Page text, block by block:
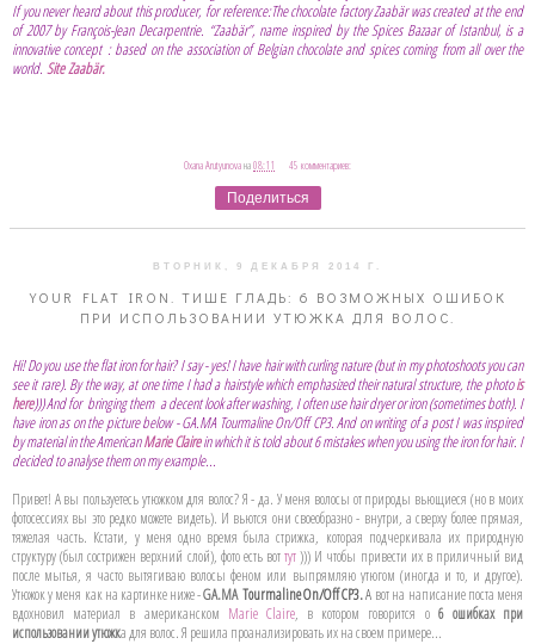
If you never heard about this producer, for reference:The chocolate factory Zaabär was created at the end
of 2007 by François-Jean Decarpentrie. “Zaabär”, name inspired by the Spices Bazaar of Istanbul, is a
innovative concept : based on the association of Belgian chocolate and spices coming from all over the
world. Site Zaabär.
Oxana Arutyunovaна08:11 45 комментариев:
Поделиться
ВТОРНИК, 9 ДЕКАБРЯ 2014 Г.
YOUR FLAT IRON. ТИШЕ ГЛАДЬ: 6 ВОЗМОЖНЫХ ОШИБОК
ПРИ ИСПОЛЬЗОВАНИИ УТЮЖКА ДЛЯ ВОЛОС.
Hi! Do you use the flat iron for hair? I say - yes! I have hair with curling nature (but in my photoshoots you can
see it rare). By the way, at one time I had a hairstyle which emphasized their natural structure, the photois
here))) And for bringing them a decent look after washing, I often use hair dryer or iron (sometimes both). I
have iron as on the picture below - GA.MA Tourmaline On/Off CP3. And on writing of a post I was inspired
by material in the AmericanMarie Clairein which it is told about 6 mistakes when you using the iron for hair. I
decided to analyse them on my example...
Привет! А вы пользуетесь утюжком для волос? Я - да. У меня волосы от природы вьющиеся (но в моих
фотосессиях вы это редко можете видеть). И вьются они своеобразно - внутри, а сверху более прямая,
тяжелая часть. Кстати, у меня одно время была стрижка, которая подчеркивала их природную
структуру (был сострижен верхний слой), фото есть воттут))) И чтобы привести их в приличный вид
после мытья, я часто вытягиваю волосы феном или выпрямляю утюгом (иногда и то, и другое).
Утюжок у меня как на картинке ниже -GA.MATourmaline On/Off CP3.А вот на написание поста меня
вдохновил материал в американском Marie Claire, в котором говорится о6 ошибках при
использовании утюжка для волос. Я решила проанализировать их на своем примере...